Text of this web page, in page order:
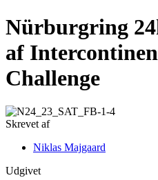
Nürburgring
af
Challenge
Skrevet af
Niklas Majgaard
Udgivet